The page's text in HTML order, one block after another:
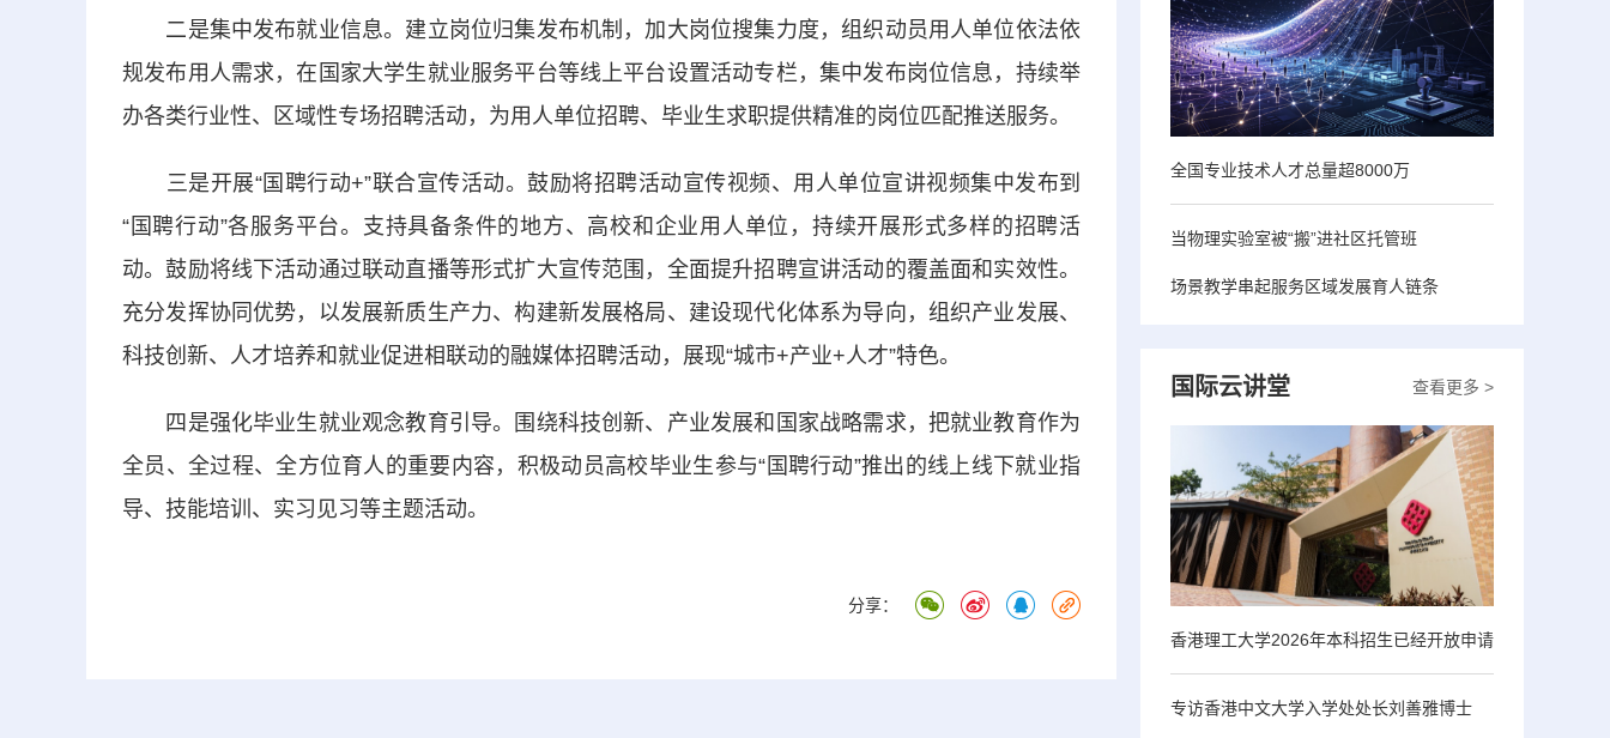
二是集中发布就业信息。建立岗位归集发布机制，加大岗位搜集力度，组织动员用人单位依法依
规发布用人需求，在国家大学生就业服务平台等线上平台设置活动专栏，集中发布岗位信息，持续举
办各类行业性、区域性专场招聘活动，为用人单位招聘、毕业生求职提供精准的岗位匹配推送服务。
三是开展“国聘行动+”联合宣传活动。鼓励将招聘活动宣传视频、用人单位宣讲视频集中发布到
“国聘行动”各服务平台。支持具备条件的地方、高校和企业用人单位，持续开展形式多样的招聘活
动。鼓励将线下活动通过联动直播等形式扩大宣传范围，全面提升招聘宣讲活动的覆盖面和实效性。
充分发挥协同优势，以发展新质生产力、构建新发展格局、建设现代化体系为导向，组织产业发展、
科技创新、人才培养和就业促进相联动的融媒体招聘活动，展现“城市+产业+人才”特色。
四是强化毕业生就业观念教育引导。围绕科技创新、产业发展和国家战略需求，把就业教育作为
全员、全过程、全方位育人的重要内容，积极动员高校毕业生参与“国聘行动”推出的线上线下就业指
导、技能培训、实习见习等主题活动。
分享：
全国专业技术人才总量超8000万
当物理实验室被“搬”进社区托管班
场景教学串起服务区域发展育人链条
查看更多 >
国际云讲堂
香港理工大学2026年本科招生已经开放申请
专访香港中文大学入学处处长刘善雅博士